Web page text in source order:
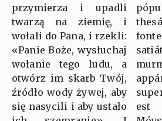
przymierza i upadli
twarzą na ziemię, i
wołali do Pana, i rzekli:
«Panie Boże, wysłuchaj
wołanie tego ludu, a
otwórz im skarb Twój,
źródło wody żywej, aby
się nasycili i aby ustało
est